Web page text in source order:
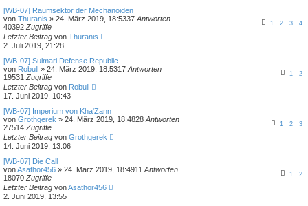
[WB-07] Raumsektor der Mechanoiden
von Thuranis » 24. März 2019, 18:53
1 2 3 4
37 Antworten
40392 Zugriffe
Letzter Beitrag von Thuranis
2. Juli 2019, 21:28
[WB-07] Sulmari Defense Republic
von Robull » 24. März 2019, 18:53
1 2
17 Antworten
19531 Zugriffe
Letzter Beitrag von Robull
17. Juni 2019, 10:43
[WB-07] Imperium von Kha'Zann
von Grothgerek » 24. März 2019, 18:48
1 2 3
28 Antworten
27514 Zugriffe
Letzter Beitrag von Grothgerek
14. Juni 2019, 13:06
[WB-07] Die Call
vonAsathor456 » 24. März 2019, 18:49
1 2
11 Antworten
18070 Zugriffe
Letzter Beitrag vonAsathor456
2. Juni 2019, 13:55